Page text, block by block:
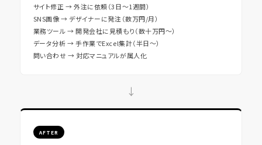
サイト修正 → 外注に依頼（3日〜1週間）
SNS画像 → デザイナーに発注（数万円/月）
業務ツール → 開発会社に見積もり（数十万円〜）
データ分析 → 手作業でExcel集計（半日〜）
問い合わせ → 対応マニュアルが属人化
→
AFTER